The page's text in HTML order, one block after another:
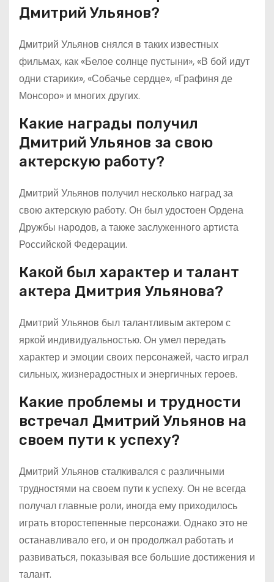
Дмитрий Ульянов?
Дмитрий Ульянов снялся в таких известных
фильмах, как «Белое солнце пустыни», «В бой идут
одни старики», «Собачье сердце», «Графиня де
Монсоро» и многих других.
Какие награды получил
Дмитрий Ульянов за свою
актерскую работу?
Дмитрий Ульянов получил несколько наград за
свою актерскую работу. Он был удостоен Ордена
Дружбы народов, а также заслуженного артиста
Российской Федерации.
Какой был характер и талант
актера Дмитрия Ульянова?
Дмитрий Ульянов был талантливым актером с
яркой индивидуальностью. Он умел передать
характер и эмоции своих персонажей, часто играл
сильных, жизнерадостных и энергичных героев.
Какие проблемы и трудности
встречал Дмитрий Ульянов на
своем пути к успеху?
Дмитрий Ульянов сталкивался с различными
трудностями на своем пути к успеху. Он не всегда
получал главные роли, иногда ему приходилось
играть второстепенные персонажи. Однако это не
останавливало его, и он продолжал работать и
развиваться, показывая все большие достижения и
талант.